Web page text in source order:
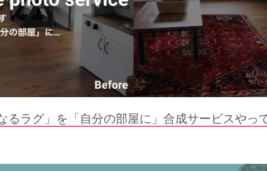
るラグ」を「自分の部屋に」合成サービスやっ